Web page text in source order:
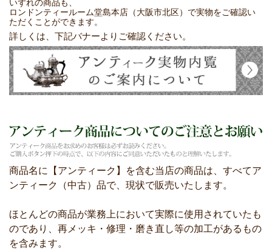
いずれの商品も、
ロンドンティールーム堂島本店（大阪市北区）で実物をご確認い
ただくことができます。
詳しくは、下記バナーよりご確認ください。
商品名に【アンティーク】を含む当店の商品は、すべてア
ンティーク（中古）品で、現状で販売いたします。
ほとんどの商品が業務上において実際に使用されていたも
のであり、再メッキ・修理・磨き直し等の加工があるもの
を含みます。